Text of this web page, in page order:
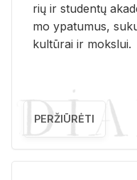
rių ir stu­den­tų
mo ypa­tu­mus,
kul­tū­rai ir moks­lui.
PERŽIŪRĖTI